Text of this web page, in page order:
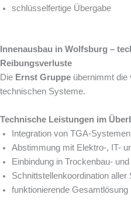
schlüsselfertige Übergabe
Innenausbau in Wolfsburg –
Reibungsverluste
Die Ernst Gruppe übernimmt die
technischen Systeme.
Technische Leistungen im
Integration von TGA-Systemen
Abstimmung mit Elektro-, IT-
Einbindung in Trockenbau-
Schnittstellenkoordination aller
funktionierende Gesamtlösung